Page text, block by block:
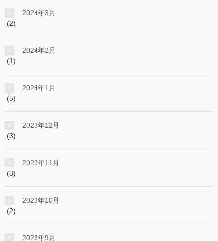
2024年3月
(2)
2024年2月
(1)
2024年1月
(5)
2023年12月
(3)
2023年11月
(3)
2023年10月
(2)
2023年9月